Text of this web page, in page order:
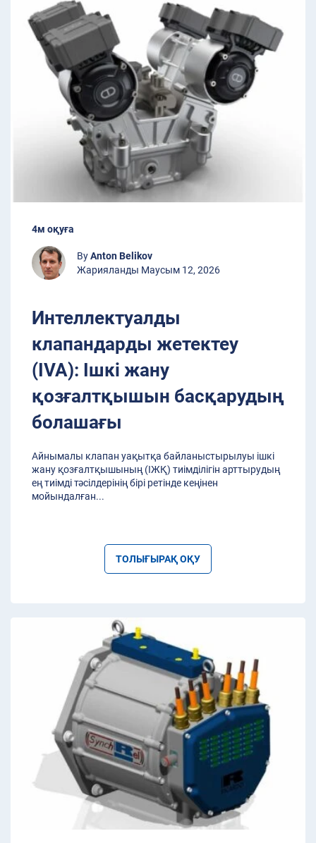
4м оқуға
ByAnton Belikov
Жарияланды Маусым 12, 2026
Интеллектуалды
клапандарды жетектеу
(IVA): Ішкі жану
қозғалтқышын басқарудың
болашағы
Айнымалы клапан уақытқа байланыстырылуы ішкі
жану қозғалтқышының (ІЖҚ) тиімділігін арттырудың
ең тиімді тәсілдерінің бірі ретінде кеңінен
мойындалған...
ТОЛЫҒЫРАҚ ОҚУ